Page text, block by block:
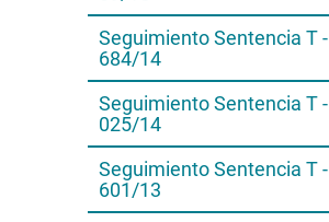
Seguimiento Sentencia T -
684/14
Seguimiento Sentencia T -
025/14
Seguimiento Sentencia T -
601/13